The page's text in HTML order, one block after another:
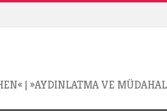
| »AYDINLATMA VE